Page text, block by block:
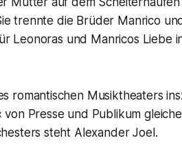
trennte die Brüder Manrico
Leonoras und Manricos Liebe
romantischen Musiktheaters
von Presse und Publikum
steht Alexander Joel.